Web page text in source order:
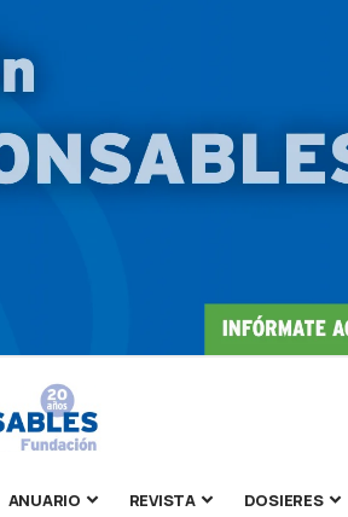
ANUARIO REVISTA DOSIERES